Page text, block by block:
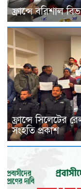
ফ্রান্সে বরিশাল
ফ্রান্সে সিলেটের
সংহতি প্রকাশ